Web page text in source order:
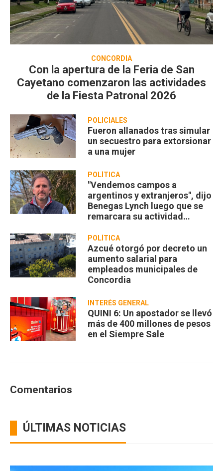
CONCORDIA
Con la apertura de la Feria de San
Cayetano comenzaron las actividades
de la Fiesta Patronal 2026
POLICIALES
Fueron allanados tras simular
un secuestro para extorsionar
a una mujer
POLÍTICA
"Vendemos campos a
argentinos y extranjeros", dijo
Benegas Lynch luego que se
remarcara su actividad
POLÍTICA
Azcué otorgó por decreto un
aumento salarial para
empleados municipales de
Concordia
INTERÉS GENERAL
QUINI 6: Un apostador se llevó
más de 400 millones de pesos
en el Siempre Sale
Comentarios
ÚLTIMAS NOTICIAS